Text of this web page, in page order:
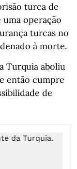
turca de
operação
turcas no
à morte.
Turquia aboliu
então cumpre
de